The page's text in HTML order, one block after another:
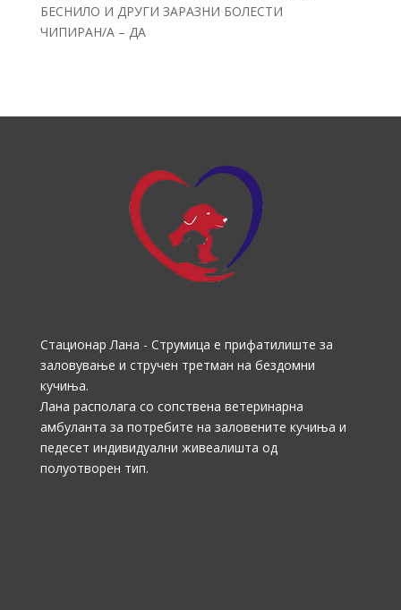
БЕСНИЛО И ДРУГИ ЗАРАЗНИ БОЛЕСТИ
ЧИПИРАН/А – ДА
Стационар Лана - Струмица е прифатилиште за
заловување и стручен третман на бездомни
кучиња.
Лана располага со сопствена ветеринарна
амбуланта за потребите на заловените кучиња и
педесет индивидуални живеалишта од
полуотворен тип.